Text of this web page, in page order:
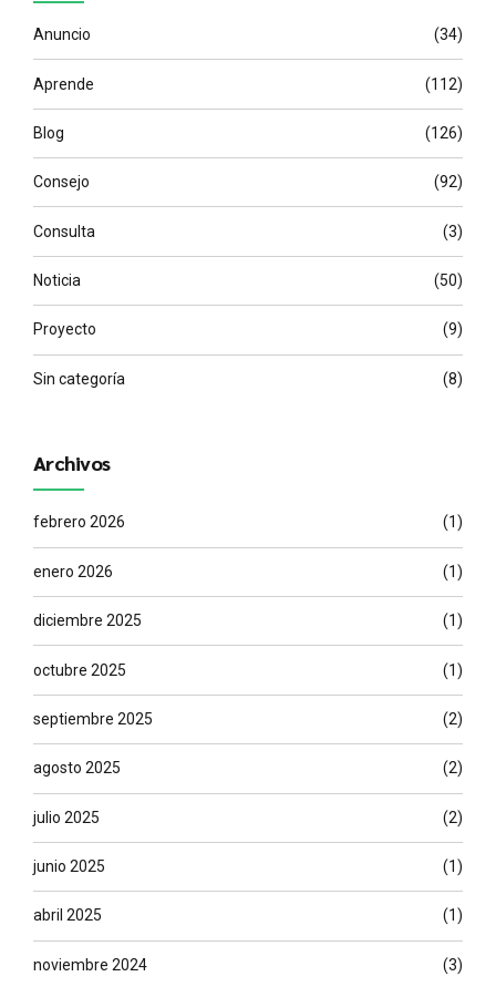
Anuncio (34)
Aprende (112)
Blog (126)
Consejo (92)
Consulta (3)
Noticia (50)
Proyecto (9)
Sin categoría (8)
Archivos
febrero 2026 (1)
enero 2026 (1)
diciembre 2025 (1)
octubre 2025 (1)
septiembre 2025 (2)
agosto 2025 (2)
julio 2025 (2)
junio 2025 (1)
abril 2025 (1)
noviembre 2024 (3)